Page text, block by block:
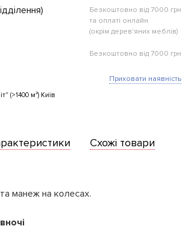
Безкоштовно від 7000 грн
та оплаті онлайн
(окрім дерев'яних меблів)
Безкоштовно від 7000 грн
(>1400 м²) Київ
Приховати наявність
Схожі товари
манеж на колесах.